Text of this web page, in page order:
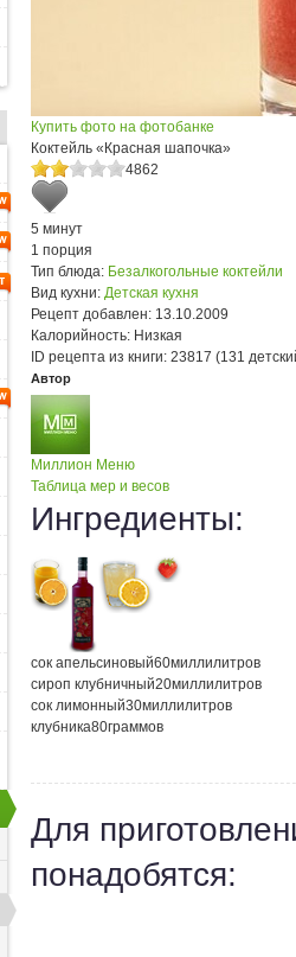
Купить фото на фотобанке
Коктейль «Красная шапочка»
4862
5 минут
1 порция
Тип блюда: Безалкогольные коктейли
Вид кухни: Детская кухня
Рецепт добавлен: 13.10.2009
Калорийность: Низкая
ID рецепта из книги: 23817 (131
Автор
Миллион Меню
Таблица мер и весов
Ингредиенты:
сок апельсиновый60миллилитров
сироп клубничный20миллилитров
сок лимонный30миллилитров
клубника80граммов
Для
понадобятся: